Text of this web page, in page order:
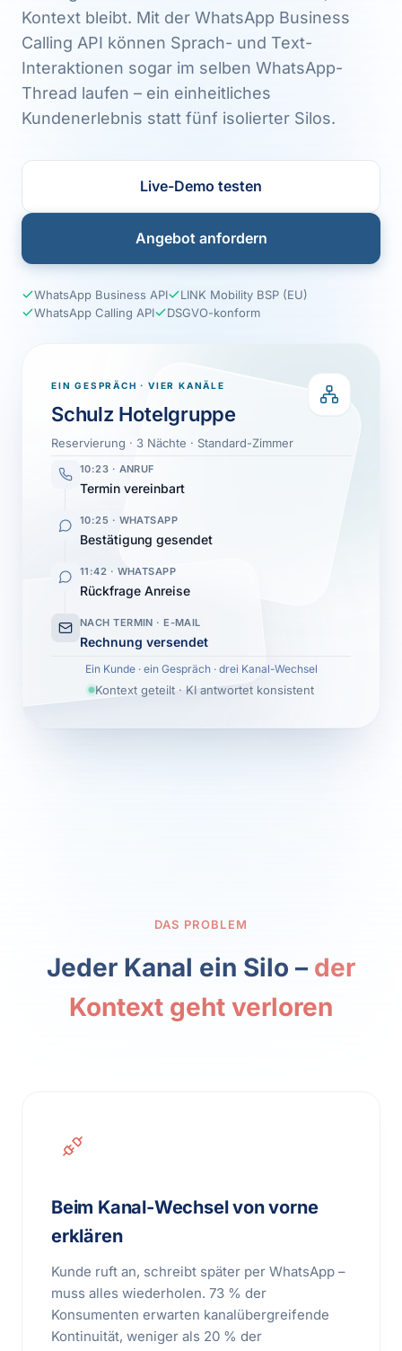
Häufige Fragen
Wie ist die WhatsApp-Integration technisch umgesetzt?
Über die offizielle WhatsApp Business API von Meta,
Ist WhatsApp Business überhaupt DSGVO-konform?
Die WhatsApp Business App (für Smartphones) ist für
Wie viele Kanäle parallel sind möglich?
Kontext bleibt. Mit der WhatsApp Business
Calling API können Sprach- und Text-
Interaktionen sogar im selben WhatsApp-
Thread laufen – ein einheitliches
Kundenerlebnis statt fünf isolierter Silos.
Live-Demo testen
Angebot anfordern
WhatsApp Business API
LINK Mobility BSP (EU)
WhatsApp Calling API
DSGVO-konform
EIN GESPRÄCH · VIER KANÄLE
Schulz Hotelgruppe
Reservierung · 3 Nächte · Standard-Zimmer
10:23 · ANRUF
Termin vereinbart
10:25 · WHATSAPP
Bestätigung gesendet
11:42 · WHATSAPP
Rückfrage Anreise
NACH TERMIN ·E-MAIL
Rechnung versendet
Ein Kunde · ein Gespräch · drei Kanal-Wechsel
Kontext geteilt · KI antwortet konsistent
DAS PROBLEM
Jeder Kanal ein Silo – der
Kontext geht verloren
Beim Kanal-Wechsel von vorne
erklären
Kunde ruft an, schreibt später per WhatsApp –
muss alles wiederholen. 73 % der
Konsumenten erwarten kanalübergreifende
Kontinuität, weniger als 20 % der